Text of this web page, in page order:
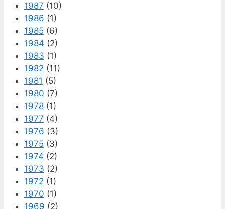
1987 (10)
1986 (1)
1985 (6)
1984 (2)
1983 (1)
1982 (11)
1981 (5)
1980 (7)
1978 (1)
1977 (4)
1976 (3)
1975 (3)
1974 (2)
1973 (2)
1972 (1)
1970 (1)
1969 (2)